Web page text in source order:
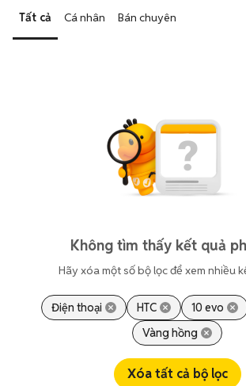
Tất cả Cá nhân Bán chuyên
Không tìm thấy kết quả
Hãy xóa một số bộ lọc để xem nhiều
Điện thoại HTC 10 evo
Vàng hồng
Xóa tất cả bộ lọc